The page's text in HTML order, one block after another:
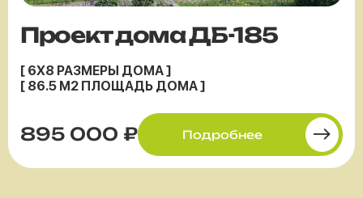
Проект дома ДБ-185
[ 6X8 РАЗМЕРЫ ДОМА ]
[ 86.5 М2 ПЛОЩАДЬ ДОМА ]
895 000 ₽ Подробнее